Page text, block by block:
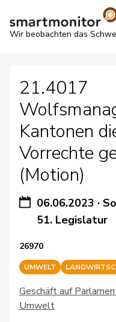
Wir beobachten das
21.4017
Kantonen
Vorrechte
(Motion)
06.06.2023 ·
51. Legislatur
26970
UMWELT
Geschäft auf
Umwelt